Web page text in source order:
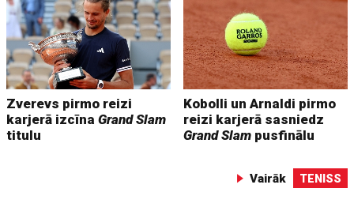
Zverevs pirmo reizi
karjerā izcīnaGrand Slam
titulu
Kobolli un Arnaldi pirmo
reizi karjerā sasniedz
Grand Slam pusfinālu
Vairāk TENISS